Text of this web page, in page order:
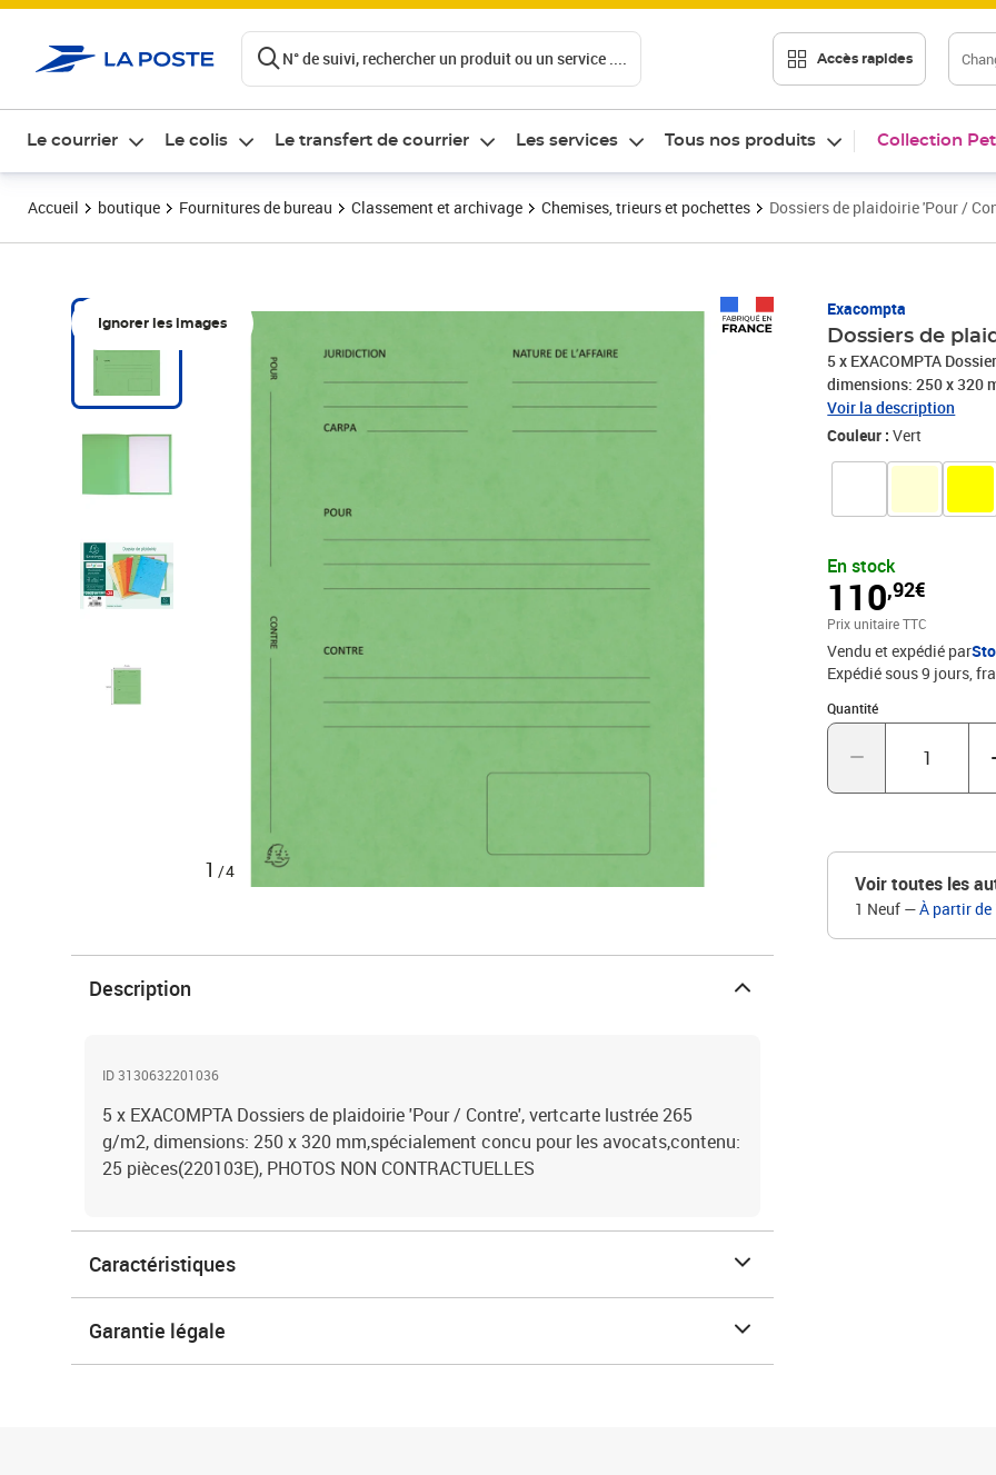
N° de suivi, rechercher un produit ou un service .... Accès rapides
Le courrier Le colis Le transfert de courrier Les services Tous nos produits Collection
Accueil boutique Fournitures de bureau Classement et archivage Chemises, trieurs et pochettes Dossiers de plaidoirie 'Pour /
Ignorer les images
1 /4
Exacompta
Dossiers de
5 x EXACOMPTA
dimensions: 250 x 320
pièces(220103E),
Voir la description
Couleur :Vert
En stock
110,92€
Prix 110,92€
Prix unitaire TTC
Vendu et expédié par
Expédié sous 9 jours,
Quantité
Quantité : 1
Voir toutes les
1 Neuf —À partir de
Description
ID 3130632201036
5 x EXACOMPTA Dossiers de plaidoirie 'Pour / Contre', vertcarte lustrée 265
g/m2, dimensions: 250 x 320 mm,spécialement concu pour les avocats,contenu:
25 pièces(220103E), PHOTOS NON CONTRACTUELLES
Caractéristiques
Garantie légale